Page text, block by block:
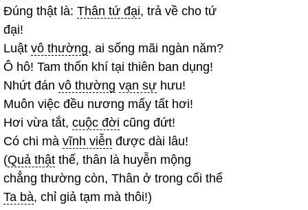
Đúng thật là: Thân tứ đại, trả về cho tứ
đại!
Luật vô thường, ai sống mãi ngàn năm?
Ô hô! Tam thốn khí tại thiên ban dụng!
Nhứt đán vô thường vạn sự hưu!
Muôn việc đều nương mấy tất hơi!
Hơi vừa tắt, cuộc đời cũng đứt!
Có chi mà vĩnh viễn được dài lâu!
(Quả thật thế, thân là huyễn mộng
chẳng thường còn, Thân ở trong cối thể
Ta bà, chỉ giả tạm mà thôi!)